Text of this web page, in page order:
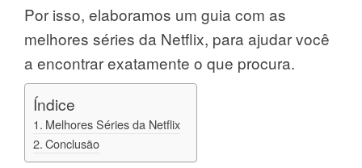
Por isso, elaboramos um guia com as
melhores séries da Netflix, para ajudar você
a encontrar exatamente o que procura.
Índice
Melhores Séries da Netflix
Conclusão